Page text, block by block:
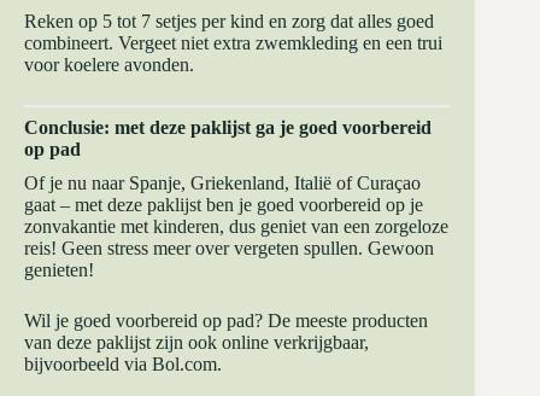
Reken op 5 tot 7 setjes per kind en zorg dat alles goed
combineert. Vergeet niet extra zwemkleding en een trui
voor koelere avonden.
Conclusie: met deze paklijst ga je goed voorbereid
op pad
Of je nu naar Spanje, Griekenland, Italië of Curaçao
gaat – met deze paklijst ben je goed voorbereid op je
zonvakantie met kinderen, dus geniet van een zorgeloze
reis! Geen stress meer over vergeten spullen. Gewoon
genieten!
Wil je goed voorbereid op pad? De meeste producten
van deze paklijst zijn ook online verkrijgbaar,
bijvoorbeeld via Bol.com.